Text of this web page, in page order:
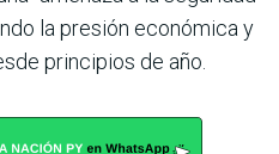
la presión económica y
principios de año.